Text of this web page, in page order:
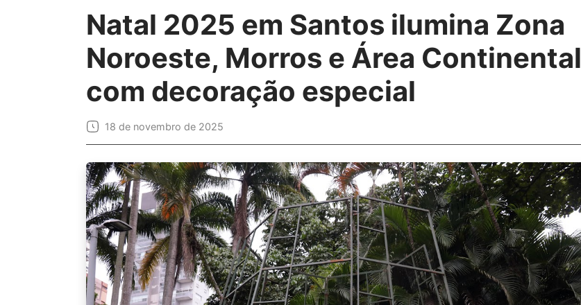
Natal 2025 em Santos ilumina Zona
Noroeste, Morros e Área Continental
com decoração especial
18 de novembro de 2025